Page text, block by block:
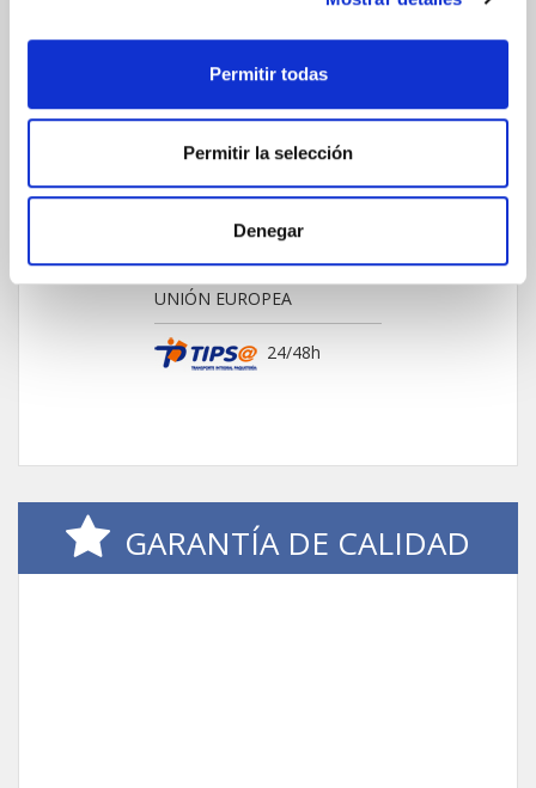
Permitir todas
Permitir la selección
Denegar
ENVIOS Y DESTINOS
ESPAÑA
Península
Islas Baleares
Islas Canarias
UNIÓN EUROPEA
24/48h
GARANTÍA DE CALIDAD